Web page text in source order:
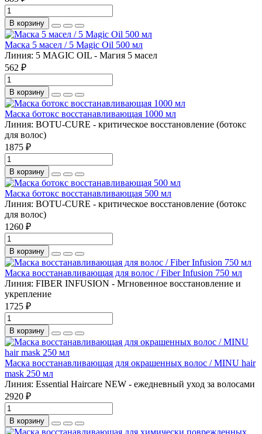
В корзину
Маска 5 масел / 5 Magic Oil 500 мл
Линия: 5 MAGIC OIL - Магия 5 масел
562 ₽
В корзину
Маска ботокс восстанавливающая 1000 мл
Линия: BOTU-CURE - критическое восстановление (ботокс
для волос)
1875 ₽
В корзину
Маска ботокс восстанавливающая 500 мл
Линия: BOTU-CURE - критическое восстановление (ботокс
для волос)
1260 ₽
В корзину
Маска восстанавливающая для волос / Fiber Infusion 750 мл
Линия: FIBER INFUSION - Мгновенное восстановление и
укрепление
1725 ₽
В корзину
Маска восстанавливающая для окрашенных волос / MINU hair
mask 250 мл
Линия: Essential Haircare NEW - ежедневный уход за волосами
2920 ₽
В корзину